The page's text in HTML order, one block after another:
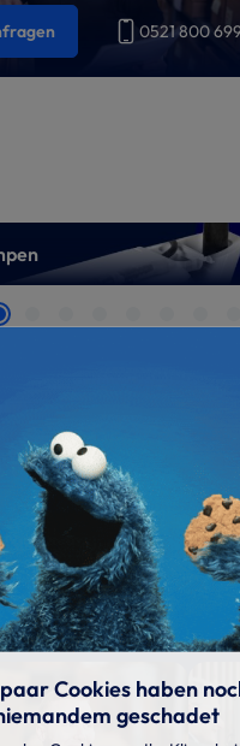
0521 800
KRONE.
Cookies haben
geschadet